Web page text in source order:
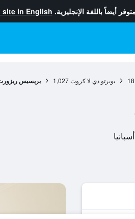
متوفر أيضاً باللغة الإنجليزية. site in English
بويرتو دي لا كروث 1,027 بريسيس